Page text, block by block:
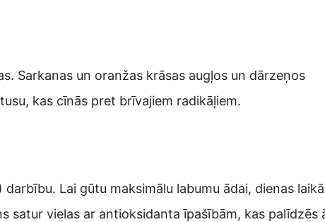
Sarkanas un oranžas krāsas augļos un dārzeņos
kas cīnās pret brīvajiem radikāļiem.
Lai gūtu maksimālu labumu ādai, dienas
satur vielas ar antioksidanta īpašībām, kas palīdzēs